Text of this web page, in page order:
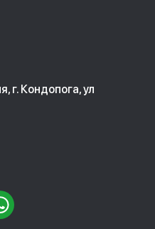
г. Кондопога, ул